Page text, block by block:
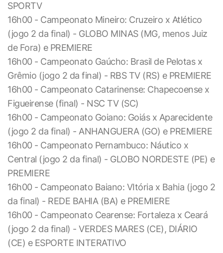
SPORTV
16h00 - Campeonato Mineiro: Cruzeiro x Atlético
(jogo 2 da final) - GLOBO MINAS (MG, menos Juiz
de Fora) e PREMIERE
16h00 - Campeonato Gaúcho: Brasil de Pelotas x
Grêmio (jogo 2 da final) - RBS TV (RS) e PREMIERE
16h00 - Campeonato Catarinense: Chapecoense x
Figueirense (final) - NSC TV (SC)
16h00 - Campeonato Goiano: Goiás x Aparecidente
(jogo 2 da final) - ANHANGUERA (GO) e PREMIERE
16h00 - Campeonato Pernambuco: Náutico x
Central (jogo 2 da final) - GLOBO NORDESTE (PE) e
PREMIERE
16h00 - Campeonato Baiano: VItória x Bahia (jogo 2
da final) - REDE BAHIA (BA) e PREMIERE
16h00 - Campeonato Cearense: Fortaleza x Ceará
(jogo 2 da final) - VERDES MARES (CE), DIÁRIO
(CE) e ESPORTE INTERATIVO